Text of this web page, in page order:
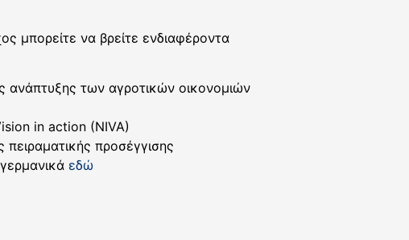
μπορείτε να βρείτε ενδιαφέροντα
ανάπτυξης των αγροτικών οικονομιών
in action (NIVA)
προσέγγισης
εδώ